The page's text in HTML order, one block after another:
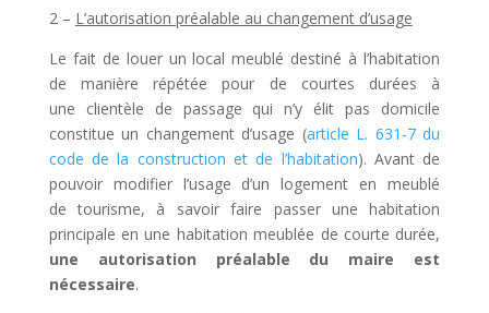
2 – L’autorisation préalable au changement d’usage
Le fait de louer un local meublé destiné à l’habitation
de manière répétée pour de courtes durées à
une clientèle de passage qui n’y élit pas domicile
constitue un changement d’usage (article L. 631-7 du
code de la construction et de l’habitation). Avant de
pouvoir modifier l’usage d’un logement en meublé
de tourisme, à savoir faire passer une habitation
principale en une habitation meublée de courte durée,
une autorisation préalable du maire est
nécessaire.